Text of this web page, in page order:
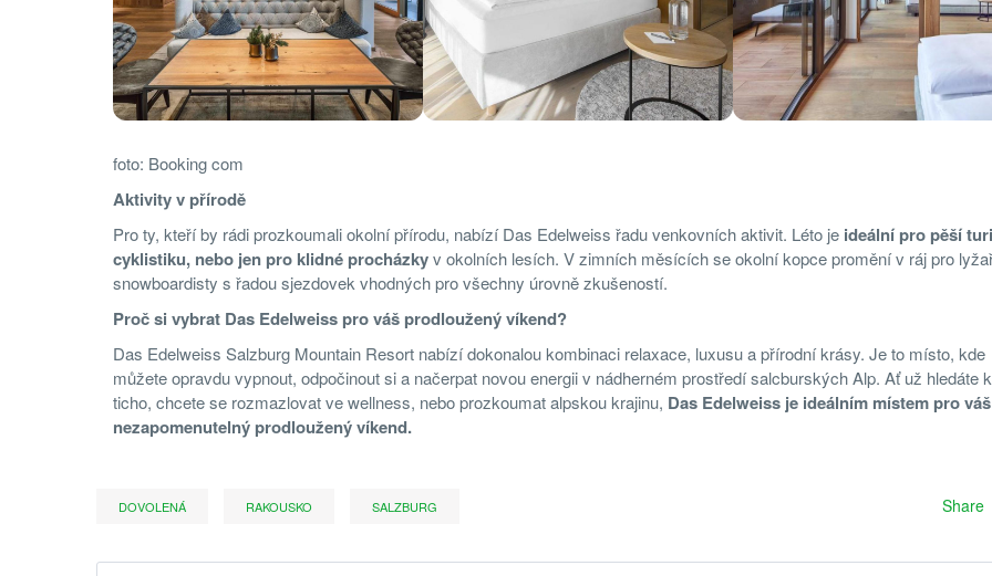
foto: Booking com
Aktivity v přírodě
Pro ty, kteří by rádi prozkoumali okolní přírodu, nabízí Das Edelweiss řadu venkovních aktivit. Léto je ideální pro pěší
cyklistiku, nebo jen pro klidné procházkyv okolních lesích. V zimních měsících se okolní kopce promění v ráj pro
snowboardisty s řadou sjezdovek vhodných pro všechny úrovně zkušeností.
Proč si vybrat Das Edelweiss pro váš prodloužený víkend?
Das Edelweiss Salzburg Mountain Resort nabízí dokonalou kombinaci relaxace, luxusu a přírodní krásy. Je to místo, kde
můžete opravdu vypnout, odpočinout si a načerpat novou energii v nádherném prostředí salcburských Alp. Ať už hledáte
ticho, chcete se rozmazlovat ve wellness, nebo prozkoumat alpskou krajinu, Das Edelweiss je ideálním místem pro váš
nezapomenutelný prodloužený víkend.
DOVOLENÁ RAKOUSKO SALZBURG Share